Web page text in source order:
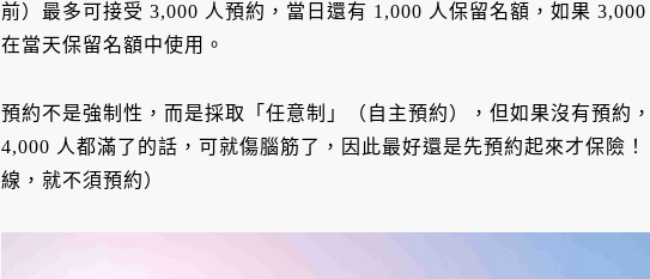
前）最多可接受 3,000 人預約，當日還有 1,000 人保留名額，如果
在當天保留名額中使用。
預約不是強制性，而是採取「任意制」（自主預約），但如果沒有預約
4,000 人都滿了的話，可就傷腦筋了，因此最好還是先預約起來才保險
線，就不須預約）